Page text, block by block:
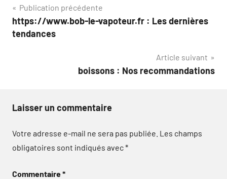
Navigation
de
Publication précédente
https://www.bob-le-vapoteur.fr : Les dernières
tendances
Article suivant
boissons : Nos recommandations
Laisser un commentaire
Votre adresse e-mail ne sera pas publiée. Les champs
obligatoires sont indiqués avec*
Commentaire*